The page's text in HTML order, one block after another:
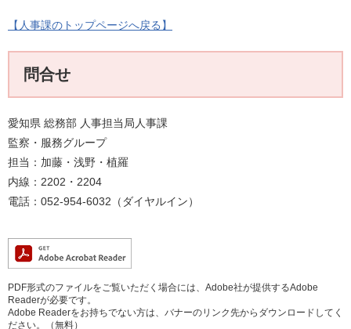
【人事課のトップページへ戻る】
問合せ
愛知県 総務部 人事担当局人事課
監察・服務グループ
担当：加藤・浅野・植羅
内線：2202・2204
電話：052-954-6032（ダイヤルイン）
PDF形式のファイルをご覧いただく場合には、Adobe社が提供するAdobe
Readerが必要です。
Adobe Readerをお持ちでない方は、バナーのリンク先からダウンロードしてく
ださい。（無料）